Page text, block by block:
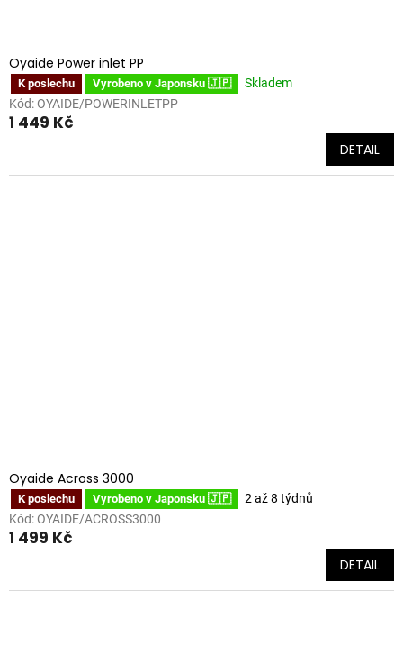
Oyaide Power inlet PP
K poslechu Vyrobeno v Japonsku 🇯🇵
Skladem
Kód: OYAIDE/POWERINLETPP
1 449 Kč
DETAIL
Oyaide Across 3000
K poslechu Vyrobeno v Japonsku 🇯🇵
2 až 8 týdnů
Kód: OYAIDE/ACROSS3000
1 499 Kč
DETAIL